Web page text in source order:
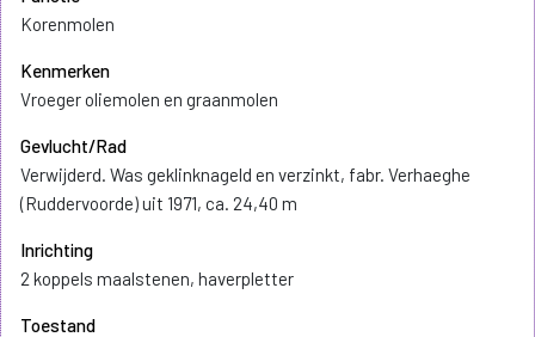
Korenmolen
Kenmerken
Vroeger oliemolen en graanmolen
Gevlucht/Rad
Verwijderd. Was geklinknageld en verzinkt, fabr. Verhaeghe
(Ruddervoorde) uit 1971, ca. 24,40 m
Inrichting
2 koppels maalstenen, haverpletter
Toestand